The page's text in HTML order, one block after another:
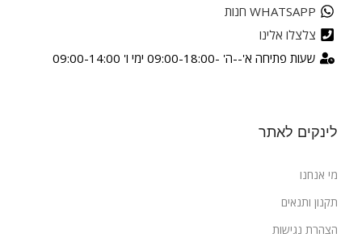
WHATSAPP חנות
צלצלו אלינו
שעות פתיחה א'--ה' -09:00-18:00 ימי ו' 09:00-14:00
לינקים לאתר
מי אנחנו
תקנון ותנאים
הצהרת נגישות